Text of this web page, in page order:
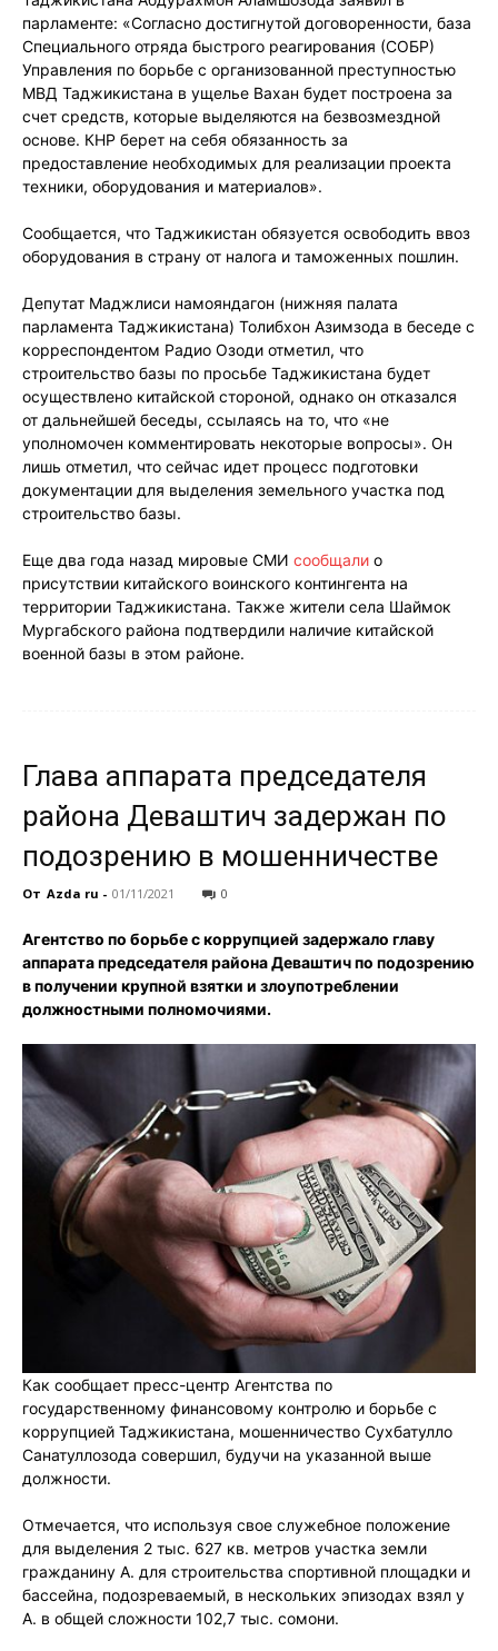
парламенте: «Согласно достигнутой договоренности, база
Специального отряда быстрого реагирования (СОБР)
Управления по борьбе с организованной преступностью
МВД Таджикистана в ущелье Вахан будет построена за
счет средств, которые выделяются на безвозмездной
основе. КНР берет на себя обязанность за
предоставление необходимых для реализации проекта
техники, оборудования и материалов».
Сообщается, что Таджикистан обязуется освободить ввоз
оборудования в страну от налога и таможенных пошлин.
Депутат Маджлиси намояндагон (нижняя палата
парламента Таджикистана) Толибхон Азимзода в беседе с
корреспондентом Радио Озоди отметил, что
строительство базы по просьбе Таджикистана будет
осуществлено китайской стороной, однако он отказался
от дальнейшей беседы, ссылаясь на то, что «не
уполномочен комментировать некоторые вопросы». Он
лишь отметил, что сейчас идет процесс подготовки
документации для выделения земельного участка под
строительство базы.
Еще два года назад мировые СМИ сообщали о
присутствии китайского воинского контингента на
территории Таджикистана. Также жители села Шаймок
Мургабского района подтвердили наличие китайской
военной базы в этом районе.
Глава аппарата председателя
района Деваштич задержан по
подозрению в мошенничестве
От Azda ru - 01/11/2021 0
Агентство по борьбе с коррупцией задержало главу
аппарата председателя района Деваштич по подозрению
в получении крупной взятки и злоупотреблении
должностными полномочиями.
Как сообщает пресс-центр Агентства по
государственному финансовому контролю и борьбе с
коррупцией Таджикистана, мошенничество Сухбатулло
Санатуллозода совершил, будучи на указанной выше
должности.
Отмечается, что используя свое служебное положение
для выделения 2 тыс. 627 кв. метров участка земли
гражданину А. для строительства спортивной площадки и
бассейна, подозреваемый, в нескольких эпизодах взял у
А. в общей сложности 102,7 тыс. сомони.